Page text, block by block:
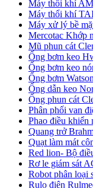
Máy thổi khí
Máy thổi khí
Máy xử lý bề
Mercotac Khớp
Mũ phun cát
Ống bơm keo
Ống bơm keo
Ống bơm
Ống dẫn keo
Ống phun cát
Phân phối van
Phao điều
Quang trở
Quạt làm mát
Red lion- Bộ
Rơ le giám sát
Robot phân loại
Rulo điện